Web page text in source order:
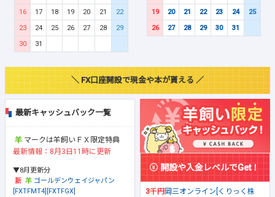
16
17 18 19 20 21
22
23
24 25 26 27 28
29
30
31
19
20 21 22 23 24
25
26
27 28 29 30 31
＼ FX口座開設で現金や本が貰える ／
最新キャッシュバック一覧
マークは羊飼いＦＸ限定特典
最新情報：8月3日11時に更新
▼8月更新分
ゴールデンウェイジャパン
[FXTFMT4][FXTFGX]
開設や入金レベルでGet！
3千円岡三オンライン[くりっく株